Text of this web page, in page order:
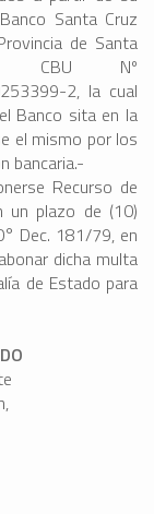
Santa Cruz
de Santa
CBU Nº
2, la cual
Banco sita en la
el mismo por los
bancaria.-
Recurso de
un plazo de (10)
Dec. 181/79, en
dicha multa
de Estado para